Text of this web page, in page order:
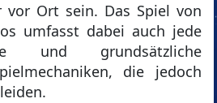
Ort sein. Das Spiel von
umfasst dabei auch jede
und grundsätzliche
die jedoch